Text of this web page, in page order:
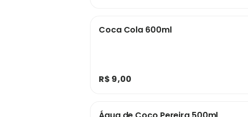
Coca Cola 600ml
R$ 9,00